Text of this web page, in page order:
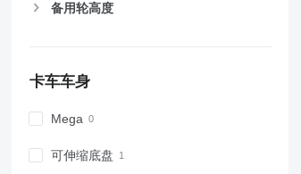
备用轮高度
卡车车身
Mega
可伸缩底盘